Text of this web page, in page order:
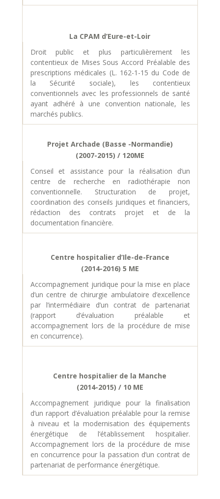
La CPAM d’Eure-et-Loir
Droit public et plus particulièrement les
contentieux de Mises Sous Accord Préalable des
prescriptions médicales (L. 162-1-15 du Code de
la Sécurité sociale), les contentieux
conventionnels avec les professionnels de santé
ayant adhéré à une convention nationale, les
marchés publics.
Projet Archade (Basse -Normandie)
(2007-2015) / 120ME
Conseil et assistance pour la réalisation d’un
centre de recherche en radiothérapie non
conventionnelle. Structuration de projet,
coordination des conseils juridiques et financiers,
rédaction des contrats projet et de la
documentation financière.
Centre hospitalier d’Ile-de-France
(2014-2016) 5 ME
Accompagnement juridique pour la mise en place
d’un centre de chirurgie ambulatoire d’excellence
par l’intermédiaire d’un contrat de partenariat
(rapport d’évaluation préalable et
accompagnement lors de la procédure de mise
en concurrence).
Centre hospitalier de la Manche
(2014-2015) / 10 ME
Accompagnement juridique pour la finalisation
d’un rapport d’évaluation préalable pour la remise
à niveau et la modernisation des équipements
énergétique de l’établissement hospitalier.
Accompagnement lors de la procédure de mise
en concurrence pour la passation d’un contrat de
partenariat de performance énergétique.